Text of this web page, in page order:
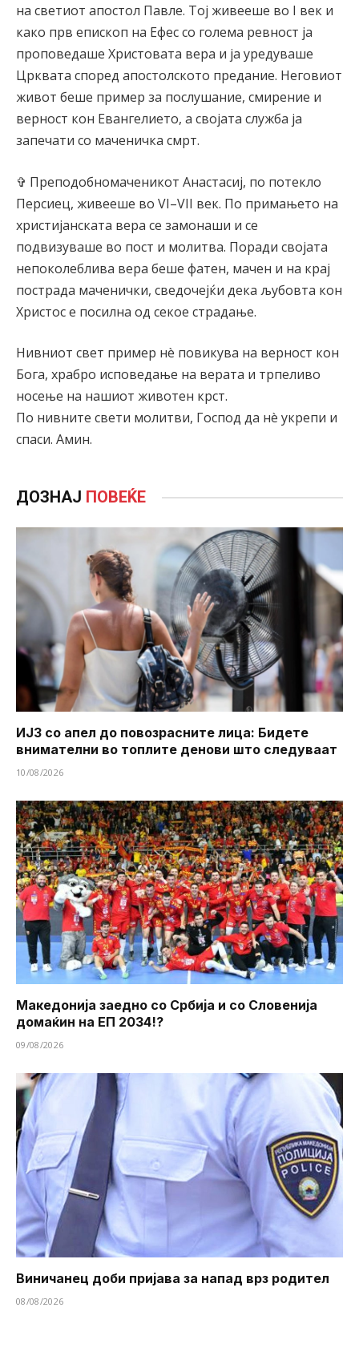
на светиот апостол Павле. Тој живееше во I век и
како прв епископ на Ефес со голема ревност ја
проповедаше Христовата вера и ја уредуваше
Црквата според апостолското предание. Неговиот
живот беше пример за послушание, смирение и
верност кон Евангелието, а својата служба ја
запечати со маченичка смрт.
✞ Преподобномаченикот Анастасиј, по потекло
Персиец, живееше во VI–VII век. По примањето на
христијанската вера се замонаши и се
подвизуваше во пост и молитва. Поради својата
непоколеблива вера беше фатен, мачен и на крај
пострада маченички, сведочејќи дека љубовта кон
Христос е посилна од секое страдање.
Нивниот свет пример нè повикува на верност кон
Бога, храбро исповедање на верата и трпеливо
носење на нашиот животен крст.
По нивните свети молитви, Господ да нè укрепи и
спаси. Амин.
ДОЗНАЈ ПОВЕЌЕ
ИЈЗ со апел до повозрасните лица: Бидете
внимателни во топлите денови што следуваат
10/08/2026
Македонија заедно со Србија и со Словенија
домаќин на ЕП 2034!?
09/08/2026
Виничанец доби пријава за напад врз родител
08/08/2026